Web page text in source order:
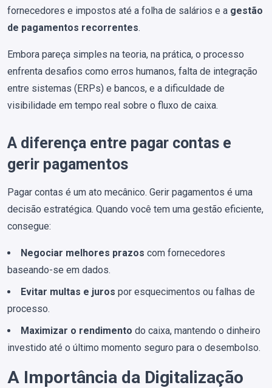
fornecedores e impostos até a folha de salários e a gestão
de pagamentos recorrentes.
Embora pareça simples na teoria, na prática, o processo
enfrenta desafios como erros humanos, falta de integração
entre sistemas (ERPs) e bancos, e a dificuldade de
visibilidade em tempo real sobre o fluxo de caixa.
A diferença entre pagar contas e
gerir pagamentos
Pagar contas é um ato mecânico. Gerir pagamentos é uma
decisão estratégica. Quando você tem uma gestão eficiente,
consegue:
Negociar melhores prazos com fornecedores
baseando-se em dados.
Evitar multas e juros por esquecimentos ou falhas de
processo.
Maximizar o rendimento do caixa, mantendo o dinheiro
investido até o último momento seguro para o desembolso.
A Importância da Digitalização